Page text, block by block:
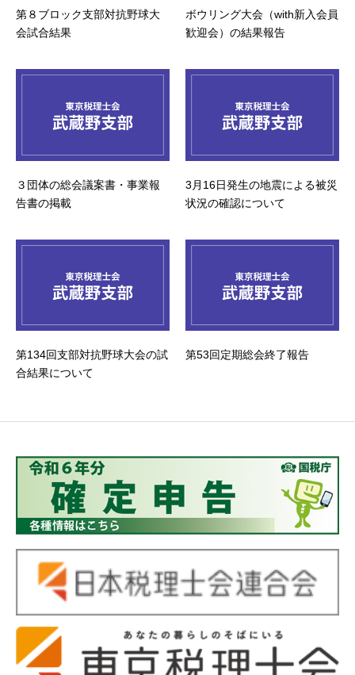
第８ブロック支部対抗野球大
会試合結果
ボウリング大会（with新入会員
歓迎会）の結果報告
３団体の総会議案書・事業報
告書の掲載
3月16日発生の地震による被災
状況の確認について
第134回支部対抗野球大会の試
合結果について
第53回定期総会終了報告